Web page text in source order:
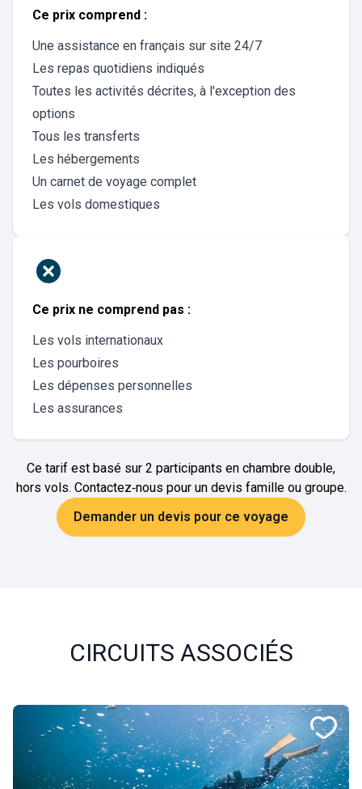
Ce prix comprend :
Une assistance en français sur site 24/7
Les repas quotidiens indiqués
Toutes les activités décrites, à l'exception des
options
Tous les transferts
Les hébergements
Un carnet de voyage complet
Les vols domestiques
Ce prix ne comprend pas :
Les vols internationaux
Les pourboires
Les dépenses personnelles
Les assurances
Ce tarif est basé sur 2 participants en chambre double,
hors vols. Contactez‑nous pour un devis famille ou groupe.
Demander un devis pour ce voyage
CIRCUITS ASSOCIÉS